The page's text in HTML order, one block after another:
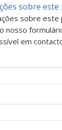
sobre
sobre este
nosso
em